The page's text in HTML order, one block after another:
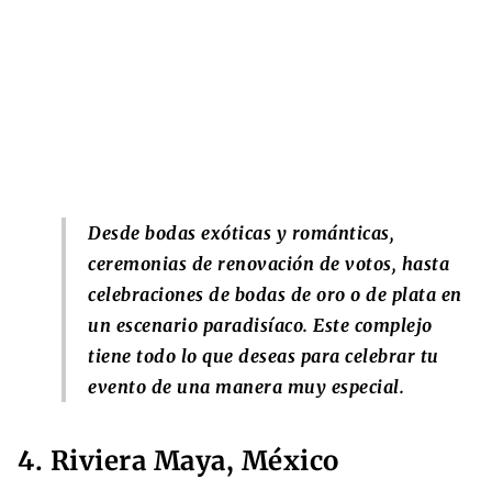
Desde bodas exóticas y románticas,
ceremonias de renovación de votos, hasta
celebraciones de bodas de oro o de plata en
un escenario paradisíaco. Este complejo
tiene todo lo que deseas para celebrar tu
evento de una manera muy especial.
4. Riviera Maya, México